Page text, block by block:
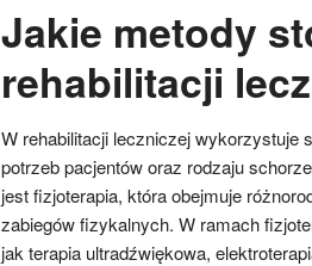
Jakie metody
rehabilitacji
W rehabilitacji leczniczej wykorzystuje
potrzeb pacjentów oraz rodzaju
jest fizjoterapia, która obejmuje
zabiegów fizykalnych. W ramach
jak terapia ultradźwiękowa,